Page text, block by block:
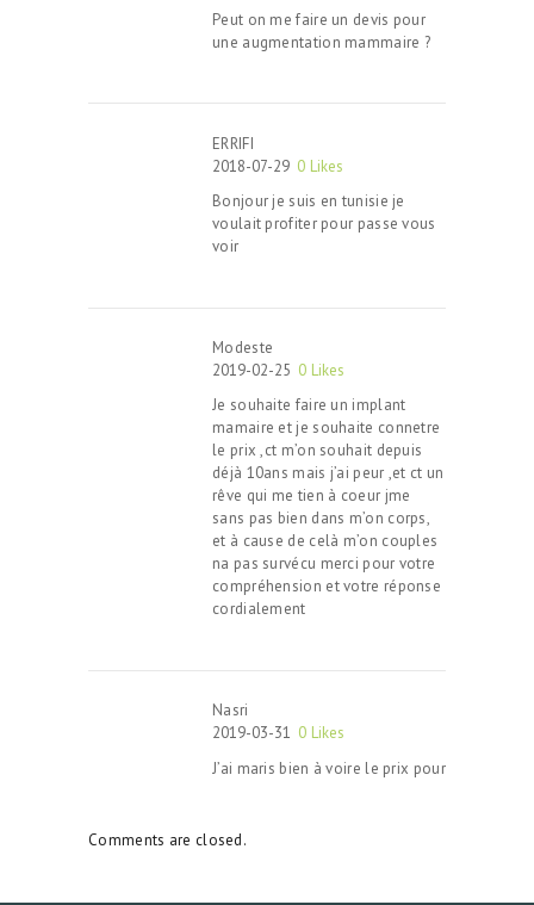
Peut on me faire un devis pour
une augmentation mammaire ?
ERRIFI
2018-07-29 0 Likes
Bonjour je suis en tunisie je
voulait profiter pour passe vous
voir
Modeste
2019-02-25 0 Likes
Je souhaite faire un implant
mamaire et je souhaite connetre
le prix ,ct m’on souhait depuis
déjà 10ans mais j’ai peur ,et ct un
rêve qui me tien à coeur jme
sans pas bien dans m’on corps,
et à cause de celà m’on couples
na pas survécu merci pour votre
compréhension et votre réponse
cordialement
Nasri
2019-03-31 0 Likes
J’ai maris bien à voire le prix pour
Comments are closed.